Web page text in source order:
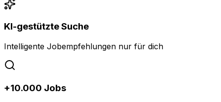
KI-gestützte Suche
Intelligente Jobempfehlungen nur für dich
+10.000 Jobs